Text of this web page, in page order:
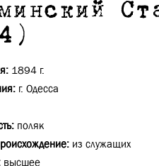
1894 г.
г. Одесса
поляк
из служащих
высшее